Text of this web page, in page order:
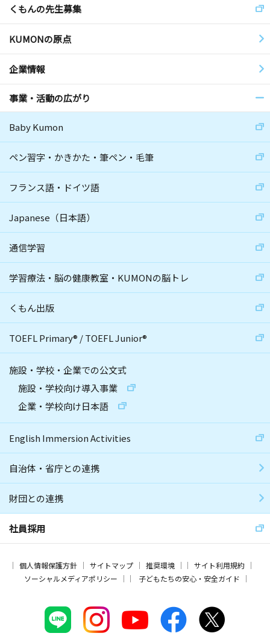
くもんの先生募集
KUMONの原点
企業情報
事業・活動の広がり
Baby Kumon
ペン習字・かきかた・筆ペン・毛筆
フランス語・ドイツ語
Japanese（日本語）
通信学習
学習療法・脳の健康教室・KUMONの脳トレ
くもん出版
TOEFL Primary® /TOEFL Junior®
施設・学校・企業での公文式
施設・学校向け導入事業
企業・学校向け日本語
English Immersion Activities
自治体・省庁との連携
財団との連携
社員採用
個人情報保護方針 サイトマップ 推奨環境
サイト利用規約
ソーシャルメディアポリシー
子どもたちの安心・安全ガイド